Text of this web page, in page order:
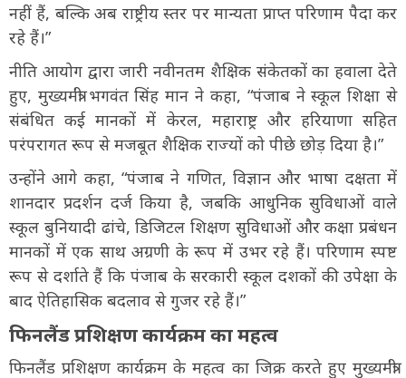
नहीं हैं, बल्कि अब राष्ट्रीय स्तर पर मान्यता प्राप्त परिणाम पैदा कर
रहे हैं।”
नीति आयोग द्वारा जारी नवीनतम शैक्षिक संकेतकों का हवाला देते
हुए, मुख्यमंत्री भगवंत सिंह मान ने कहा, “पंजाब ने स्कूल शिक्षा से
संबंधित कई मानकों में केरल, महाराष्ट्र और हरियाणा सहित
परंपरागत रूप से मजबूत शैक्षिक राज्यों को पीछे छोड़ दिया है।”
उन्होंने आगे कहा, “पंजाब ने गणित, विज्ञान और भाषा दक्षता में
शानदार प्रदर्शन दर्ज किया है, जबकि आधुनिक सुविधाओं वाले
स्कूल बुनियादी ढांचे, डिजिटल शिक्षण सुविधाओं और कक्षा प्रबंधन
मानकों में एक साथ अग्रणी के रूप में उभर रहे हैं। परिणाम स्पष्ट
रूप से दर्शाते हैं कि पंजाब के सरकारी स्कूल दशकों की उपेक्षा के
बाद ऐतिहासिक बदलाव से गुजर रहे हैं।”
फिनलैंड प्रशिक्षण कार्यक्रम का महत्व
फिनलैंड प्रशिक्षण कार्यक्रम के महत्व का जिक्र करते हुए मुख्यमंत्री